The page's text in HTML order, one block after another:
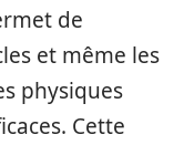
de
et même les
physiques
Cette